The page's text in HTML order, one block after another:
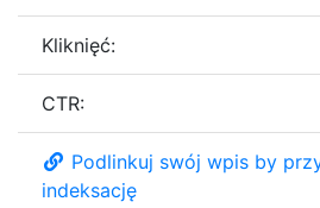
Kliknięć:
CTR:
Podlinkuj swój wpis by
indeksację